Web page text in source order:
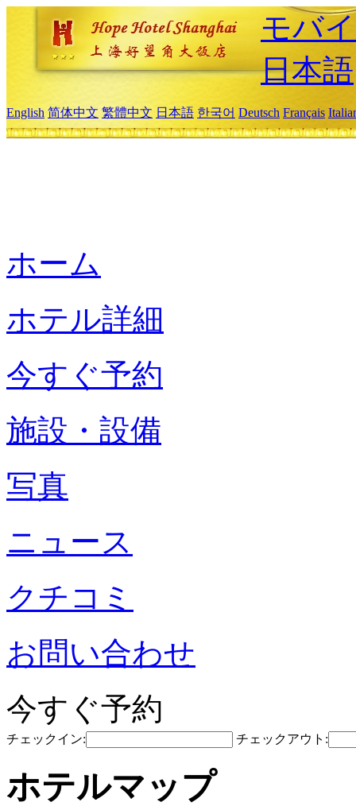
モバ
日本語
English 简体中文 繁體中文 日本語 한국어 Deutsch Français
ホーム
ホテル詳細
今すぐ予約
施設・設備
写真
ニュース
クチコミ
お問い合わせ
今すぐ予約
チェックイン: チェックアウト:
ホテルマップ